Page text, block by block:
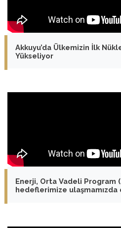
Akkuyu’da Ülkemizin İlk
Yükseliyor
Enerji, Orta Vadeli Program
hedeflerimize ulaşmamızda